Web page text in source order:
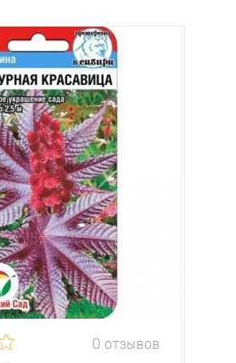
0 отзывов